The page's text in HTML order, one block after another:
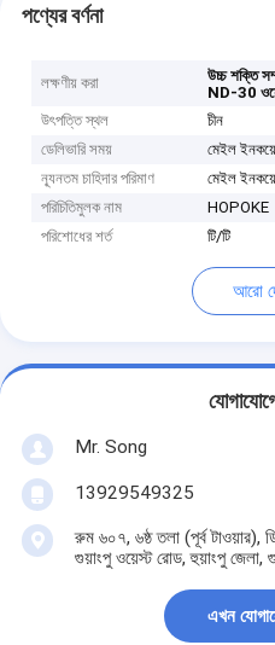
পণ্যের বর্ণনা
লক্ষণীয় করা উচ্চ শক্তি
ND-30
উৎপত্তি স্থল
চীন
ডেলিভারি সময়
মেইল
ন্যূনতম চাহিদার পরিমাণ
মেইল
পরিচিতিমুলক নাম
HOPOKE
পরিশোধের শর্ত
টি/টি
আরো
Mr. Song
13929549325
রুম ৬০৭, ৬ষ্ঠ তলা (পূর্ব টাওয়ার),
গুয়াংপু ওয়েস্ট রোড, হুয়াংপু জেলা,
এখন